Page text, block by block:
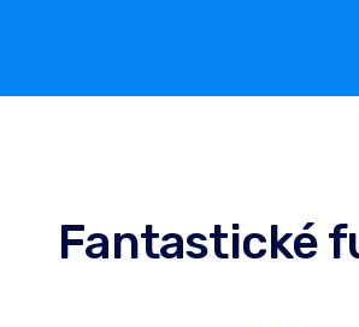
Fantastické